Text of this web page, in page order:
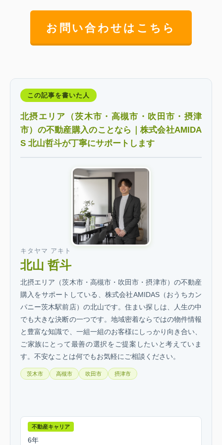
お問い合わせはこちら
この記事を書いた人
北摂エリア（茨木市・高槻市・吹田市・摂津
市）の不動産購入のことなら｜株式会社AMIDA
S 北山哲斗が丁寧にサポートします
キタヤマ アキト
北山 哲斗
北摂エリア（茨木市・高槻市・吹田市・摂津市）の不動産
購入をサポートしている、株式会社AMIDAS（おうちカン
パニー茨木駅前店）の北山です。住まい探しは、人生の中
でも大きな決断の一つです。地域密着ならではの物件情報
と豊富な知識で、一組一組のお客様にしっかり向き合い、
ご家族にとって最善の選択をご提案したいと考えていま
す。不安なことは何でもお気軽にご相談ください。
茨木市 高槻市 吹田市 摂津市
不動産キャリア
6年